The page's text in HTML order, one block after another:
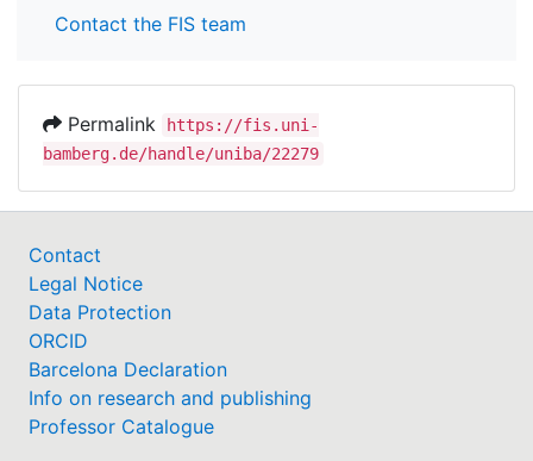
Contact the FIS team
Permalink
https://fis.uni-
bamberg.de/handle/uniba/22279
Contact
Legal Notice
Data Protection
ORCID
Barcelona Declaration
Info on research and publishing
Professor Catalogue